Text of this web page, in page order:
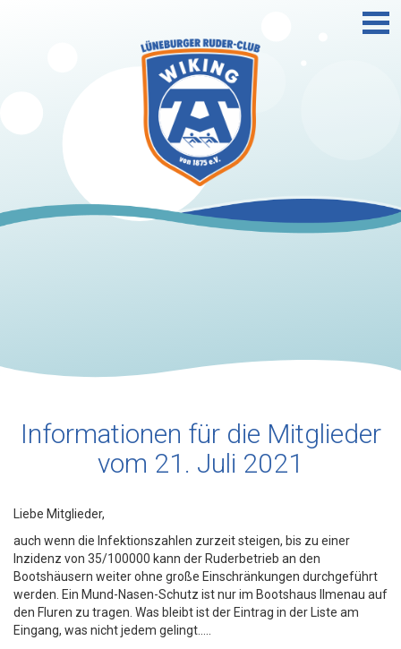
Informationen für die Mitglieder
vom 21. Juli 2021
Liebe Mitglieder,
auch wenn die Infektionszahlen zurzeit steigen, bis zu einer
Inzidenz von 35/100000 kann der Ruderbetrieb an den
Bootshäusern weiter ohne große Einschränkungen durchgeführt
werden. Ein Mund-Nasen-Schutz ist nur im Bootshaus Ilmenau auf
den Fluren zu tragen. Was bleibt ist der Eintrag in der Liste am
Eingang, was nicht jedem gelingt…..